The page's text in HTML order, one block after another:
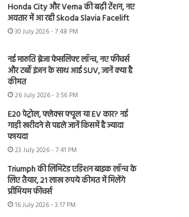
Honda City और Verna की बढ़ी टेंशन, नए
अवतार में आ रही Skoda Slavia Facelift
30 July 2026 - 7:48 PM
नई मारुति ब्रेजा फेसलिफ्ट लॉन्च, नए फीचर्स
और टर्बो इंजन के साथ आई SUV, जानें क्या है
कीमत
26 July 2026 - 3:56 PM
E20 पेट्रोल, फ्लेक्स फ्यूल या EV कार? नई
गाड़ी खरीदने से पहले जानें किसमें है ज्यादा
फायदा
23 July 2026 - 7:41 PM
Triumph की लिमिटेड एडिशन बाइक लॉन्च के
लिए तैयार, 21 लाख रुपये कीमत में मिलेंगे
प्रीमियम फीचर्स
16 July 2026 - 3:17 PM